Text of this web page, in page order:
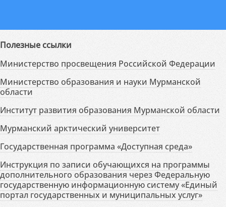
Полезные ссылки
Министерство просвещения Российской Федерации
Министерство образования и науки Мурманской
области
Институт развития образования Мурманской области
Мурманский арктический университет
Государственная программа «Доступная среда»
Инструкция по записи обучающихся на программы
дополнительного образования через Федеральную
государственную информационную систему «Единый
портал государственных и муниципальных услуг»